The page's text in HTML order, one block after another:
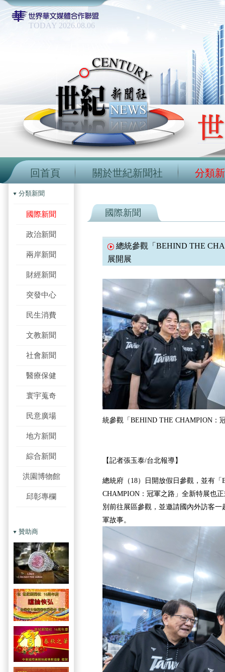
TODAY 2026.08.06
回首頁 關於世紀新聞社 分類
分類新聞
國際新聞
政治新聞
兩岸新聞
財經新聞
突發中心
民生消費
文教新聞
社會新聞
醫療保健
寰宇蒐奇
民意廣場
地方新聞
綜合新聞
洪園博物館
邱彰專欄
贊助商
國際新聞
總統參觀「BEHIND THE
展開展
統參觀「BEHIND THE CHAMPION：
【記者張玉泰/台北報導】
總統府（18）日開放假日參觀，並有「
CHAMPION：冠軍之路」全新特展也
別前往展區參觀，並邀請國內外訪客
軍故事。